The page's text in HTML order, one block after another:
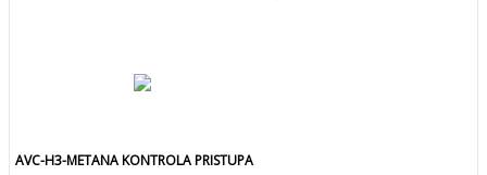
AVC-H3-METANA KONTROLA PRISTUPA